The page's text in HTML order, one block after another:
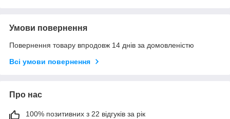
Умови повернення
Повернення товару впродовж 14 днів за домовленістю
Всі умови повернення
Про нас
100% позитивних з 22 відгуків за рік